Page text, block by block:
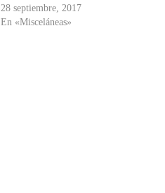
28 septiembre, 2017
En «Misceláneas»